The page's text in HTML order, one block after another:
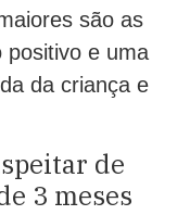
são as
positivo e uma
da criança e
de
3 meses